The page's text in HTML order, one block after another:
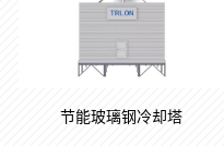
节能玻璃钢冷却塔